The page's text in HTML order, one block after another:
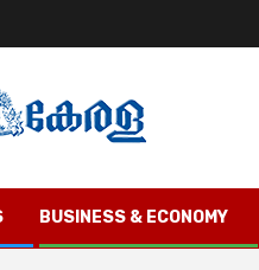
BUSINESS & ECONOMY